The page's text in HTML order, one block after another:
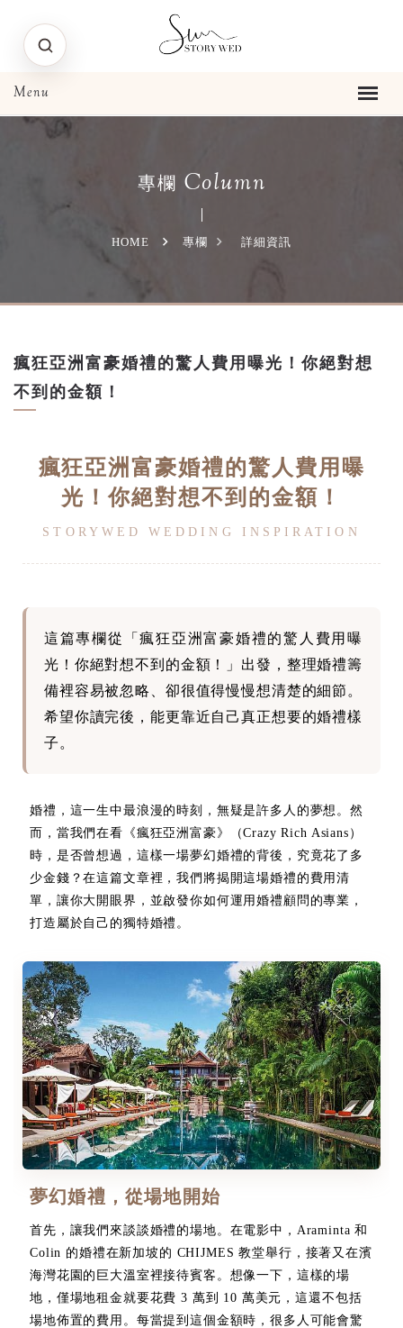
專欄 Column
HOME 專欄 詳細資訊
瘋狂亞洲富豪婚禮的驚人費用曝光！你絕對想
不到的金額！
瘋狂亞洲富豪婚禮的驚人費用曝
光！你絕對想不到的金額！
STORYWED WEDDING INSPIRATION
這篇專欄從「瘋狂亞洲富豪婚禮的驚人費用曝
光！你絕對想不到的金額！」出發，整理婚禮籌
備裡容易被忽略、卻很值得慢慢想清楚的細節。
希望你讀完後，能更靠近自己真正想要的婚禮樣
子。
婚禮，這一生中最浪漫的時刻，無疑是許多人的夢想。然
而，當我們在看《瘋狂亞洲富豪》（Crazy Rich Asians）
時，是否曾想過，這樣一場夢幻婚禮的背後，究竟花了多
少金錢？在這篇文章裡，我們將揭開這場婚禮的費用清
單，讓你大開眼界，並啟發你如何運用婚禮顧問的專業，
打造屬於自己的獨特婚禮。
夢幻婚禮，從場地開始
首先，讓我們來談談婚禮的場地。在電影中，Araminta 和
Colin 的婚禮在新加坡的 CHIJMES 教堂舉行，接著又在濱
海灣花園的巨大溫室裡接待賓客。想像一下，這樣的場
地，僅場地租金就要花費 3 萬到 10 萬美元，這還不包括
場地佈置的費用。每當提到這個金額時，很多人可能會驚